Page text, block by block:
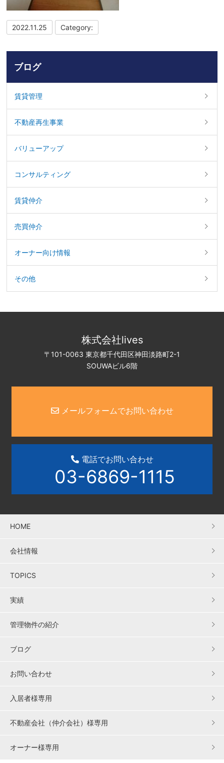
2022.11.25 Category:
ブログ
賃貸管理
不動産再生事業
バリューアップ
コンサルティング
賃貸仲介
売買仲介
オーナー向け情報
その他
株式会社lives
〒101-0063 東京都千代田区神田淡路町2-1
SOUWAビル6階
メールフォームでお問い合わせ
電話でお問い合わせ
03-6869-1115
HOME
会社情報
TOPICS
実績
管理物件の紹介
ブログ
お問い合わせ
入居者様専用
不動産会社（仲介会社）様専用
オーナー様専用